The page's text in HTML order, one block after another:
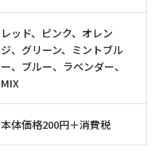
レッド、ピンク、オレン
ジ、グリーン、ミントブル
ー、ブルー、ラベンダー、
MIX
本体価格200円＋消費税